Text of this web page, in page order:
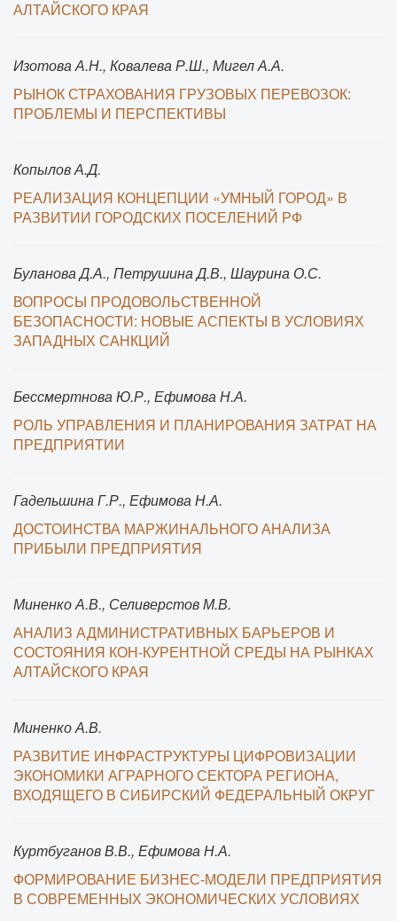
АЛТАЙСКОГО КРАЯ
Изотова А.Н., Ковалева Р.Ш., Мигел А.А.
РЫНОК СТРАХОВАНИЯ ГРУЗОВЫХ ПЕРЕВОЗОК:
ПРОБЛЕМЫ И ПЕРСПЕКТИВЫ
Копылов А.Д.
РЕАЛИЗАЦИЯ КОНЦЕПЦИИ «УМНЫЙ ГОРОД» В
РАЗВИТИИ ГОРОДСКИХ ПОСЕЛЕНИЙ РФ
Буланова Д.А., Петрушина Д.В., Шаурина О.С.
ВОПРОСЫ ПРОДОВОЛЬСТВЕННОЙ
БЕЗОПАСНОСТИ: НОВЫЕ АСПЕКТЫ В УСЛОВИЯХ
ЗАПАДНЫХ САНКЦИЙ
Бессмертнова Ю.Р., Ефимова Н.А.
РОЛЬ УПРАВЛЕНИЯ И ПЛАНИРОВАНИЯ ЗАТРАТ НА
ПРЕДПРИЯТИИ
Гадельшина Г.Р., Ефимова Н.А.
ДОСТОИНСТВА МАРЖИНАЛЬНОГО АНАЛИЗА
ПРИБЫЛИ ПРЕДПРИЯТИЯ
Миненко А.В., Селиверстов М.В.
АНАЛИЗ АДМИНИСТРАТИВНЫХ БАРЬЕРОВ И
СОСТОЯНИЯ КОН-КУРЕНТНОЙ СРЕДЫ НА РЫНКАХ
АЛТАЙСКОГО КРАЯ
Миненко А.В.
РАЗВИТИЕ ИНФРАСТРУКТУРЫ ЦИФРОВИЗАЦИИ
ЭКОНОМИКИ АГРАРНОГО СЕКТОРА РЕГИОНА,
ВХОДЯЩЕГО В СИБИРСКИЙ ФЕДЕРАЛЬНЫЙ ОКРУГ
Куртбуганов В.В., Ефимова Н.А.
ФОРМИРОВАНИЕ БИЗНЕС-МОДЕЛИ ПРЕДПРИЯТИЯ
В СОВРЕМЕННЫХ ЭКОНОМИЧЕСКИХ УСЛОВИЯХ